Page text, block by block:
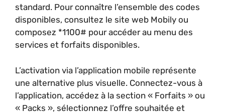
standard. Pour connaître l’ensemble des codes
disponibles, consultez le site web Mobily ou
composez *1100# pour accéder au menu des
services et forfaits disponibles.
L’activation via l’application mobile représente
une alternative plus visuelle. Connectez-vous à
l’application, accédez à la section « Forfaits » ou
« Packs », sélectionnez l’offre souhaitée et